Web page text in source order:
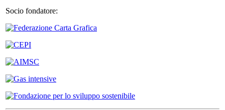
Socio fondatore: